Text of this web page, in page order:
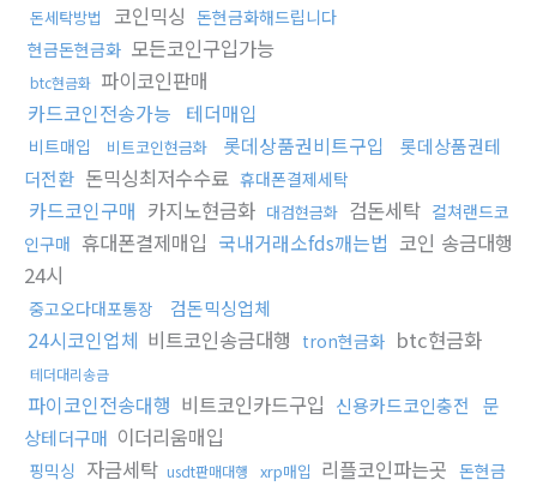
돈세탁방법
코인믹싱 돈현금화해드립니다
현금돈현금화 모든코인구입가능
btc현금화 파이코인판매
카드코인전송가능 테더매입
비트매입 비트코인현금화 롯데상품권비트구입
롯데상품권테
더전환 돈믹싱최저수수료 휴대폰결제세탁
카드코인구매 카지노현금화 대검현금화 검돈세탁 컬쳐랜드코
인구매 휴대폰결제매입 국내거래소fds깨는법 코인 송금대행
24시
중고오다대포통장 검돈믹싱업체
24시코인업체 비트코인송금대행 tron현금화 btc현금화
테더대리송금
파이코인전송대행 비트코인카드구입 신용카드코인충전
문
상테더구매 이더리움매입
핑믹싱 자금세탁 usdt판매대행 xrp매입 리플코인파는곳 돈현금